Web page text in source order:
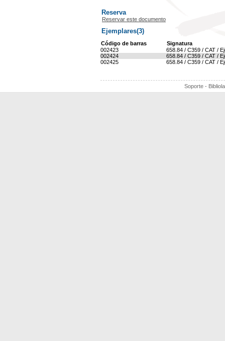
Reserva
Reservar este documento
Ejemplares(3)
Código de barras
Signatura
002423
658.84 / C359 / CAT /
002424
658.84 / C359 / CAT /
002425
658.84 / C359 / CAT /
Soporte -